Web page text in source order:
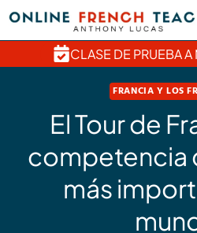
Saltar
contenido
CLASE DE PRUEBA
FRANCIA Y LOS
El Tour de
competencia
más